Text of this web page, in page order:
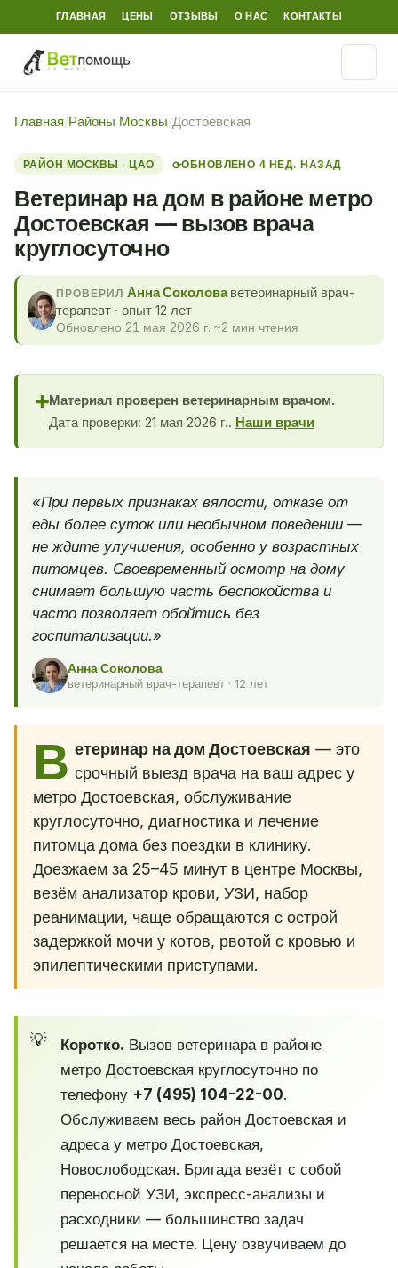
ГЛАВНАЯ ЦЕНЫ ОТЗЫВЫ О НАС КОНТАКТЫ
Главная/Районы Москвы/Достоевская
РАЙОН МОСКВЫ · ЦАО ⟳ОБНОВЛЕНО 4 НЕД. НАЗАД
Ветеринар на дом в районе метро
Достоевская — вызов врача
круглосуточно
ПРОВЕРИЛ Анна Соколоваветеринарный врач-
терапевт · опыт 12 лет
Обновлено 21 мая 2026 г. ~2 мин чтения
✚Материал проверен ветеринарным врачом.
Дата проверки: 21 мая 2026 г.. Наши врачи
«При первых признаках вялости, отказе от
еды более суток или необычном поведении —
не ждите улучшения, особенно у возрастных
питомцев. Своевременный осмотр на дому
снимает большую часть беспокойства и
часто позволяет обойтись без
госпитализации.»
Анна Соколова
ветеринарный врач-терапевт · 12 лет
В етеринар на дом Достоевская — это
срочный выезд врача на ваш адрес у
метро Достоевская, обслуживание
круглосуточно, диагностика и лечение
питомца дома без поездки в клинику.
Доезжаем за 25–45 минут в центре Москвы,
везём анализатор крови, УЗИ, набор
реанимации, чаще обращаются с острой
задержкой мочи у котов, рвотой с кровью и
эпилептическими приступами.
Коротко. Вызов ветеринара в районе
метро Достоевская круглосуточно по
телефону +7 (495) 104-22-00.
Обслуживаем весь район Достоевская и
адреса у метро Достоевская,
Новослободская. Бригада везёт с собой
переносной УЗИ, экспресс-анализы и
расходники — большинство задач
решается на месте. Цену озвучиваем до